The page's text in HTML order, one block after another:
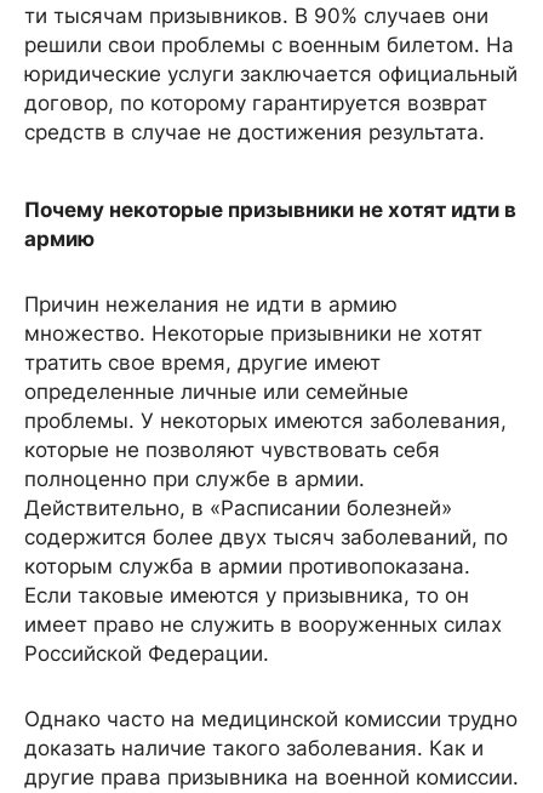
ти тысячам призывников. В 90% случаев они
решили свои проблемы с военным билетом. На
юридические услуги заключается официальный
договор, по которому гарантируется возврат
средств в случае не достижения результата.
Почему некоторые призывники не хотят идти в
армию
Причин нежелания не идти в армию
множество. Некоторые призывники не хотят
тратить свое время, другие имеют
определенные личные или семейные
проблемы. У некоторых имеются заболевания,
которые не позволяют чувствовать себя
полноценно при службе в армии.
Действительно, в «Расписании болезней»
содержится более двух тысяч заболеваний, по
которым служба в армии противопоказана.
Если таковые имеются у призывника, то он
имеет право не служить в вооруженных силах
Российской Федерации.
Однако часто на медицинской комиссии трудно
доказать наличие такого заболевания. Как и
другие права призывника на военной комиссии.